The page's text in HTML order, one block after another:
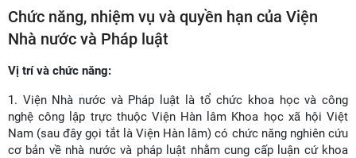
Chức năng, nhiệm vụ và quyền hạn của Viện
Nhà nước và Pháp luật
Vị trí và chức năng:
1. Viện Nhà nước và Pháp luật là tổ chức khoa học và công
nghệ công lập trực thuộc Viện Hàn lâm Khoa học xã hội Việt
Nam (sau đây gọi tắt là Viện Hàn lâm) có chức năng nghiên cứu
cơ bản về nhà nước và pháp luật nhằm cung cấp luận cứ khoa